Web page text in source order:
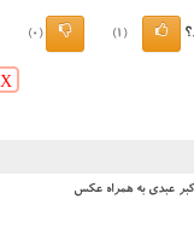
(1)
(0)
X
عبدی به همراه عکس